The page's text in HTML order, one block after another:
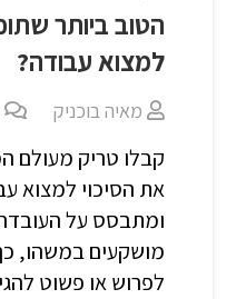
הטוב ביותר
למצוא עבודה?
מאיה בוכניק
קבלו טריק מעולם
את הסיכוי למצוא
ומתבסס על
מושקעים במשהו,
לפרוש או פשוט